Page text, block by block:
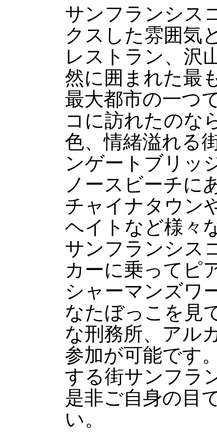
サンフランシス
クスした雰囲気
レストラン、沢
然に囲まれた最
最大都市の一つ
コに訪れたのな
色、情緒溢れる
ンゲートブリッ
ノースビーチに
チャイナタウン
ヘイトなど様々
サンフランシス
カーに乗ってピ
シャーマンズワ
なたぼっこを見
な刑務所、アル
参加が可能です
する街サンフラ
是非ご自身の目
い。